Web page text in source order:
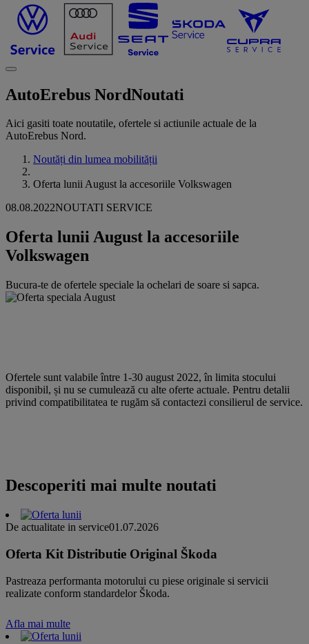
AutoErebus NordNoutati
Aici gasiti toate noutatile, ofertele si actiunile actuale de la
AutoErebus Nord.
Noutăți din lumea mobilității
Oferta lunii August la accesoriile Volkswagen
08.08.2022NOUTATI SERVICE
Oferta lunii August la accesoriile
Volkswagen
Bucura-te de ofertele speciale la ochelari de soare si sapca.
Ofertele sunt valabile între 1-30 august 2022, în limita stocului
disponibil, și nu se cumulează cu alte oferte actuale. Pentru detalii
privind compatibilitatea te rugăm să contactezi consilierul de service.
Descoperiti mai multe noutati
De actualitate in service01.07.2026
Oferta Kit Distributie Original Škoda
Pastreaza performanta motorului cu piese originale si servicii
realizate conform standardelor Škoda.
Afla mai multe